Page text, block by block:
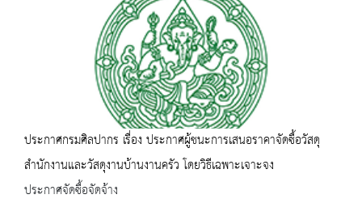
ประกาศกรมศิลปากร เรื่อง ประกาศผู้ชนะการเสนอราคาจัดซื้อวัสดุ
สำนักงานและวัสดุงานบ้านงานครัว โดยวิธีเฉพาะเจาะจง
ประกาศจัดซื้อจัดจ้าง